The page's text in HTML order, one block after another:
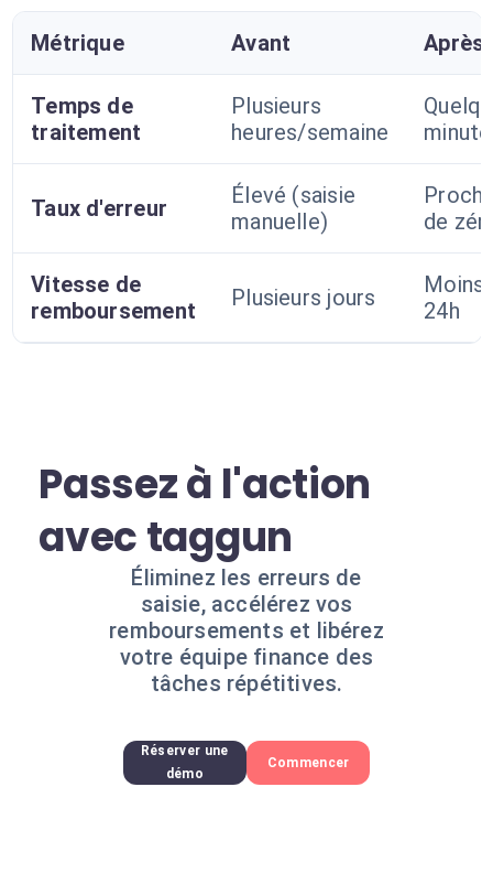
Métrique Avant Après
Temps de
traitement
Plusieurs
heures/semaine
Taux d'erreur
Élevé (saisie
manuelle)
de
Vitesse de
remboursement
Plusieurs jours
Moins
24h
Passez à l'action
avec taggun
Éliminez les erreurs de
saisie, accélérez vos
remboursements et libérez
votre équipe finance des
tâches répétitives.
Réserver une
démo
Commencer